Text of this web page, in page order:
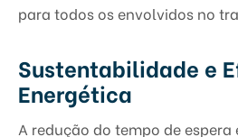
para todos os envolvidos no
Sustentabilidade e
Energética
A redução do tempo de